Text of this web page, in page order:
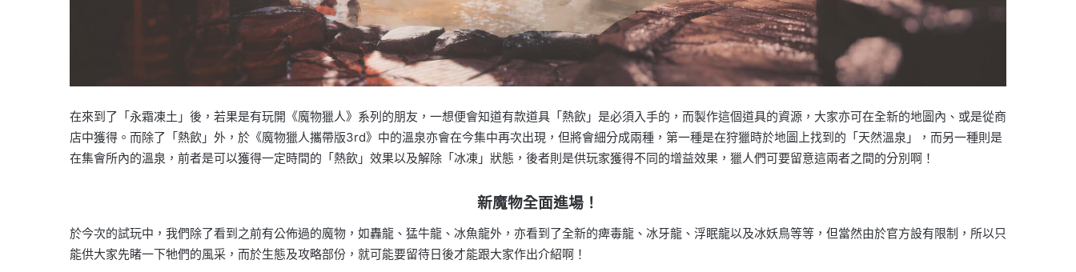
在來到了「永霜凍土」後，若果是有玩開《魔物獵人》系列的朋友，一想便會知道有款道具「熱飲」是必須入手的，而製作這個道具的資源，大家亦可在全新的地圖內、或是從商
店中獲得。而除了「熱飲」外，於《魔物獵人攜帶版3rd》中的溫泉亦會在今集中再次出現，但將會細分成兩種，第一種是在狩獵時於地圖上找到的「天然溫泉」，而另一種則是
在集會所內的溫泉，前者是可以獲得一定時間的「熱飲」效果以及解除「冰凍」狀態，後者則是供玩家獲得不同的增益效果，獵人們可要留意這兩者之間的分別啊！
新魔物全面進場！
於今次的試玩中，我們除了看到之前有公佈過的魔物，如轟龍、猛牛龍、冰魚龍外，亦看到了全新的痺毒龍、冰牙龍、浮眠龍以及冰妖鳥等等，但當然由於官方設有限制，所以只
能供大家先睹一下牠們的風采，而於生態及攻略部份，就可能要留待日後才能跟大家作出介紹啊！